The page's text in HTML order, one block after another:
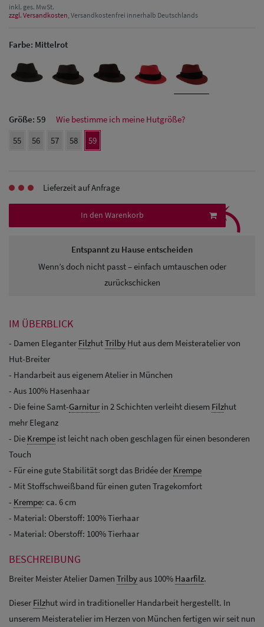
Herren Caps
Herren
Herren UV-
Sonnenschilder
& Visoren
Snapback Caps
inkl. ges. MwSt.
zzgl. Versandkosten , Versandkostenfrei innerhalb Deutschlands
Farbe: Mittelrot
Größe: 59
Wie bestimme ich meine Hutgröße?
55
56 57 58 59
Lieferzeit auf Anfrage
In den Warenkorb
Entspannt zu Hause entscheiden
Wenn’s doch nicht passt – einfach umtauschen oder
zurückschicken
⤹
IM ÜBERBLICK
- Damen Eleganter FilzhutTrilby Hut aus dem Meisteratelier von
Hut-Breiter
- Handarbeit aus eigenem Atelier in München
- Aus 100% Hasenhaar
- Die feine Samt-Garnitur in 2 Schichten verleiht diesem Filzhut
mehr Eleganz
- Die Krempe ist leicht nach oben geschlagen für einen besonderen
Touch
- Für eine gute Stabilität sorgt das Bridée der Krempe
- Mit Stoffschweißband für einen guten Tragekomfort
- Krempe: ca. 6 cm
- Material: Oberstoff: 100% Tierhaar
- Material: Oberstoff: 100% Tierhaar
BESCHREIBUNG
Breiter Meister Atelier Damen Trilby aus 100% Haarfilz.
Dieser Filzhut wird in traditioneller Handarbeit hergestellt. In
unserem Meisteratelier im Herzen von München fertigen wir seit nun